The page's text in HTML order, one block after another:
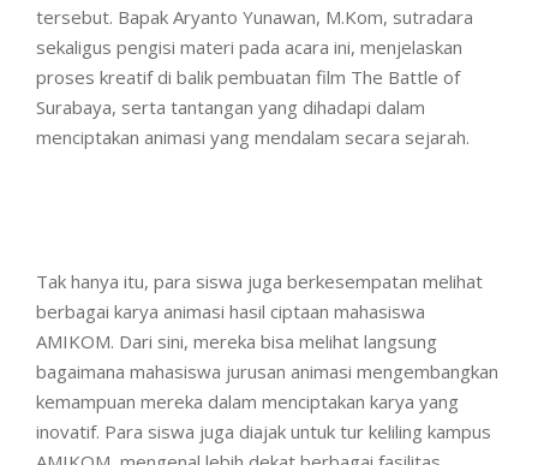
tersebut. Bapak Aryanto Yunawan, M.Kom, sutradara
sekaligus pengisi materi pada acara ini, menjelaskan
proses kreatif di balik pembuatan film The Battle of
Surabaya, serta tantangan yang dihadapi dalam
menciptakan animasi yang mendalam secara sejarah.
Tak hanya itu, para siswa juga berkesempatan melihat
berbagai karya animasi hasil ciptaan mahasiswa
AMIKOM. Dari sini, mereka bisa melihat langsung
bagaimana mahasiswa jurusan animasi mengembangkan
kemampuan mereka dalam menciptakan karya yang
inovatif. Para siswa juga diajak untuk tur keliling kampus